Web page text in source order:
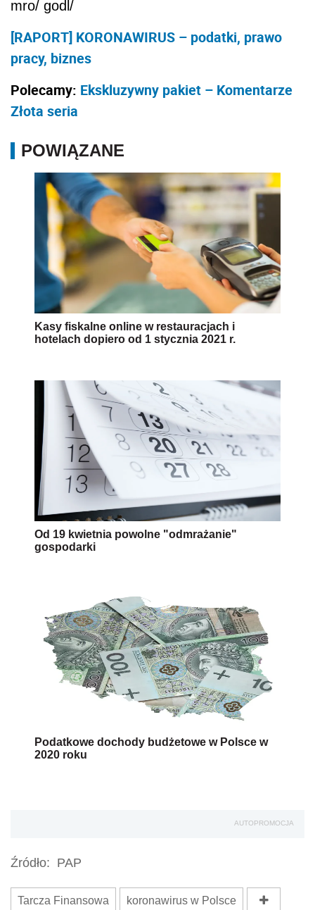
mro/ godl/
[RAPORT] KORONAWIRUS – podatki, prawo
pracy, biznes
Polecamy: Ekskluzywny pakiet – Komentarze
Złota seria
POWIĄZANE
Kasy fiskalne online w restauracjach i
hotelach dopiero od 1 stycznia 2021 r.
Od 19 kwietnia powolne "odmrażanie"
gospodarki
Podatkowe dochody budżetowe w Polsce w
2020 roku
AUTOPROMOCJA
Źródło: PAP
Tarcza Finansowa koronawirus w Polsce